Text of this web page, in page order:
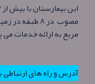
مربع به ارائه خدمات می
آدرس و راه های ارتباطی